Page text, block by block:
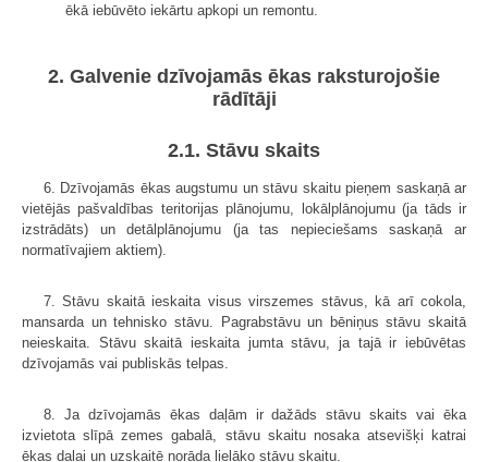
ēkā iebūvēto iekārtu apkopi un remontu.
2. Galvenie dzīvojamās ēkas raksturojošie
rādītāji
2.1. Stāvu skaits
6. Dzīvojamās ēkas augstumu un stāvu skaitu pieņem saskaņā ar
vietējās pašvaldības teritorijas plānojumu, lokālplānojumu (ja tāds ir
izstrādāts) un detālplānojumu (ja tas nepieciešams saskaņā ar
normatīvajiem aktiem).
7. Stāvu skaitā ieskaita visus virszemes stāvus, kā arī cokola,
mansarda un tehnisko stāvu. Pagrabstāvu un bēniņus stāvu skaitā
neieskaita. Stāvu skaitā ieskaita jumta stāvu, ja tajā ir iebūvētas
dzīvojamās vai publiskās telpas.
8. Ja dzīvojamās ēkas daļām ir dažāds stāvu skaits vai ēka
izvietota slīpā zemes gabalā, stāvu skaitu nosaka atsevišķi katrai
ēkas daļai un uzskaitē norāda lielāko stāvu skaitu.